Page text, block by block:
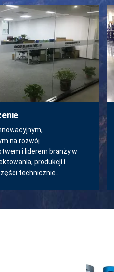
na rozwój
i liderem branży w
produkcji i
technicznie